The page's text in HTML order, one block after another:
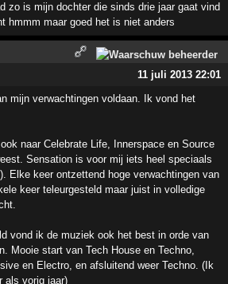
zo is mijn dochter die sinds drie jaar gaat vind
hmmm maar goed het is niet anders
11 juli 2013 22:01
mijn verwachtingen voldaan. Ik vond het
naar Celebrate Life, Innerspace en Source
Sensation is voor mij iets heel speciaals
Elke keer ontzettend hoge verwachtingen van
keer teleurgesteld maar juist in volledige
vond ik de muziek ook het best in orde van
Mooie start van Tech House en Techno,
en Electro, en afsluitend weer Techno. (Ik
als vorig jaar)